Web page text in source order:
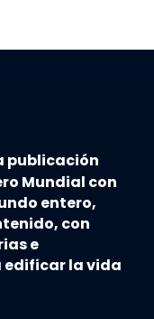
publicación
Mundial con
entero,
con
e
la vida